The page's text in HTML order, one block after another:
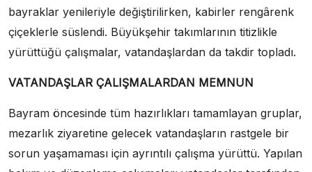
bayraklar yenileriyle değiştirilirken, kabirler rengârenk
çiçeklerle süslendi. Büyükşehir takımlarının titizlikle
yürüttüğü çalışmalar, vatandaşlardan da takdir topladı.
VATANDAŞLAR ÇALIŞMALARDAN MEMNUN
Bayram öncesinde tüm hazırlıkları tamamlayan gruplar,
mezarlık ziyaretine gelecek vatandaşların rastgele bir
sorun yaşamaması için ayrıntılı çalışma yürüttü. Yapılan